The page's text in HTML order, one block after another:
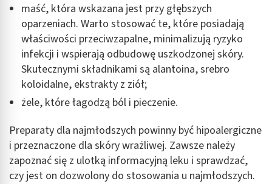
maść, która wskazana jest przy głębszych
oparzeniach. Warto stosować te, które posiadają
właściwości przeciwzapalne, minimalizują ryzyko
infekcji i wspierają odbudowę uszkodzonej skóry.
Skutecznymi składnikami są alantoina, srebro
koloidalne, ekstrakty z ziół;
żele, które łagodzą ból i pieczenie.
Preparaty dla najmłodszych powinny być hipoalergiczne
i przeznaczone dla skóry wrażliwej. Zawsze należy
zapoznać się z ulotką informacyjną leku i sprawdzać,
czy jest on dozwolony do stosowania u najmłodszych.